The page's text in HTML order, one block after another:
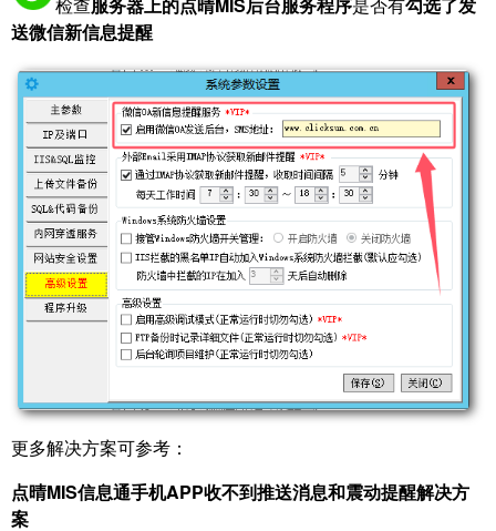
检查服务器上的点晴MIS后台服务程序是否有勾选了发
送微信新信息提醒
更多解决方案可参考：
点晴MIS信息通手机APP收不到推送消息和震动提醒解决方
案